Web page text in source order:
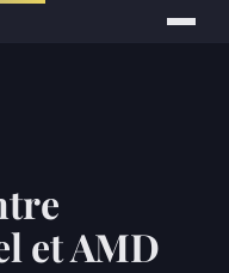
et AMD